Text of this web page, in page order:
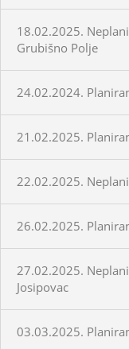
18.02.2025.
Grubišno Polje
24.02.2024.
21.02.2025.
22.02.2025.
26.02.2025.
27.02.2025.
Josipovac
03.03.2025.